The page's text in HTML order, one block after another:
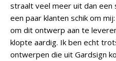
straalt veel meer uit dan een
een paar klanten schik om
om dit ontwerp aan te
klopte aardig. Ik ben echt
ontwerpen die uit Gardsign